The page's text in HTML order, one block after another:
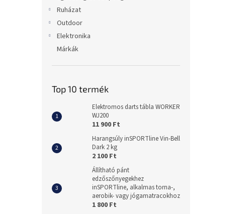
Ruházat
Outdoor
Elektronika
Márkák
Top 10 termék
Elektromos darts tábla WORKER
WJ200
11 900 Ft
Harangsúly inSPORTline Vin-Bell
Dark 2 kg
2 100 Ft
Állítható pánt
edzőszőnyegekhez
inSPORTline, alkalmas torna-,
aerobik- vagy jógamatracokhoz
1 800 Ft